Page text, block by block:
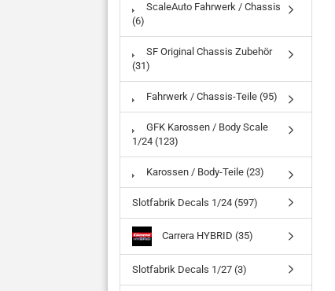
ScaleAuto Fahrwerk / Chassis
(6)
SF Original Chassis Zubehör
(31)
Fahrwerk / Chassis-Teile (95)
GFK Karossen / Body Scale
1/24 (123)
Karossen / Body-Teile (23)
Slotfabrik Decals 1/24 (597)
Carrera HYBRID (35)
Slotfabrik Decals 1/27 (3)